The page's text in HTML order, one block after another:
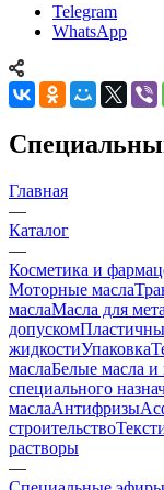
Telegram
WhatsApp
Главная
—
Каталог
—
Косметика и
Моторные масла
маслаМасла для
допуском
жидкостиУпаковка
маслаБелые масла и
специального
маслаАнтифризы
строительство
растворы
—